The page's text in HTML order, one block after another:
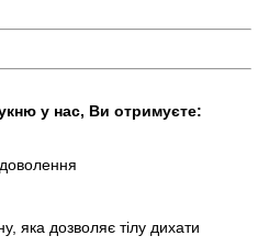
у нас, Ви отримуєте:
яка дозволяє тілу дихати